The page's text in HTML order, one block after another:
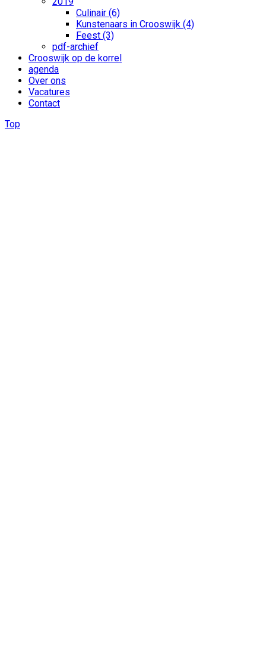
Culinair (6)
Kunstenaars in Crooswijk (4)
Feest (3)
pdf-archief
Crooswijk op de korrel
agenda
Over ons
Vacatures
Contact
Top